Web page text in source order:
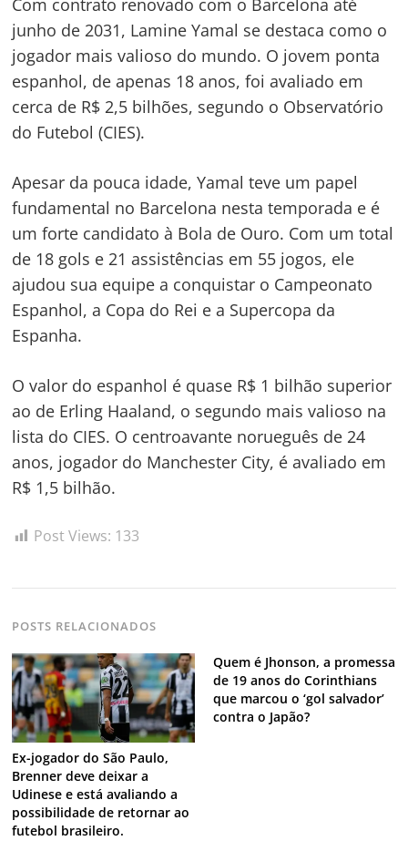
Com contrato renovado com o Barcelona até
junho de 2031, Lamine Yamal se destaca como o
jogador mais valioso do mundo. O jovem ponta
espanhol, de apenas 18 anos, foi avaliado em
cerca de R$ 2,5 bilhões, segundo o Observatório
do Futebol (CIES).
Apesar da pouca idade, Yamal teve um papel
fundamental no Barcelona nesta temporada e é
um forte candidato à Bola de Ouro. Com um total
de 18 gols e 21 assistências em 55 jogos, ele
ajudou sua equipe a conquistar o Campeonato
Espanhol, a Copa do Rei e a Supercopa da
Espanha.
O valor do espanhol é quase R$ 1 bilhão superior
ao de Erling Haaland, o segundo mais valioso na
lista do CIES. O centroavante norueguês de 24
anos, jogador do Manchester City, é avaliado em
R$ 1,5 bilhão.
Post Views: 133
POSTS RELACIONADOS
Ex-jogador do São Paulo,
Brenner deve deixar a
Udinese e está avaliando a
possibilidade de retornar ao
futebol brasileiro.
Quem é Jhonson, a promessa
de 19 anos do Corinthians
que marcou o ‘gol salvador’
contra o Japão?
Navegação
de
Post